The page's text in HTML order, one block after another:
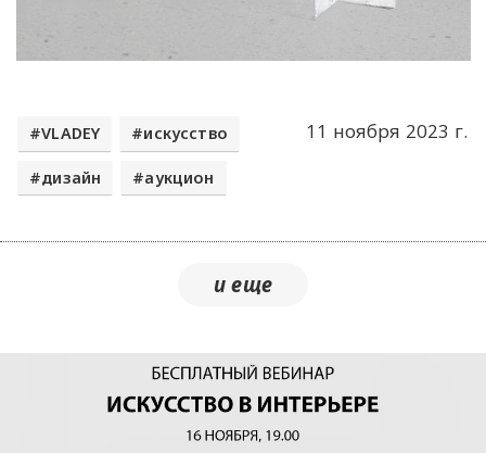
11 ноября 2023 г.
VLADEY искусство
дизайн аукцион